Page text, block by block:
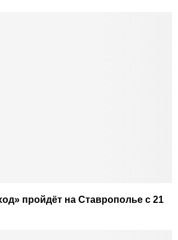
пройдёт на Ставрополье с 21